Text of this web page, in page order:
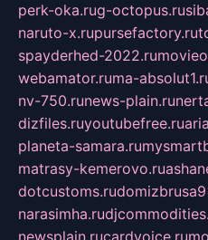
perk-oka.rug-octopus.ru
naruto-x.rupursefactory.ru
spayderhed-2022.ru
webamator.ruma-
nv-750.runews-plain.ru
dizfiles.ruyoutubefree.ru
planeta-samara.ru
matrasy-kemerovo.ru
dotcustoms.ru
narasimha.ru
newsplain.rucardvoice.ru